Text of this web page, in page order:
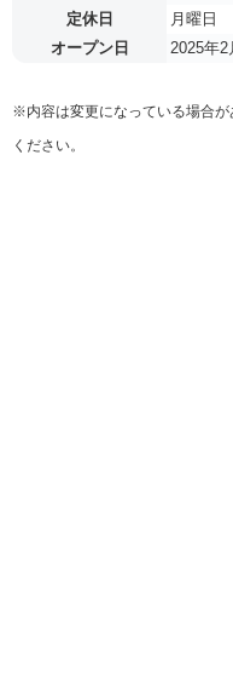
定休日
月曜日
オープン日
2025年
※内容は変更になっている場合
ください。